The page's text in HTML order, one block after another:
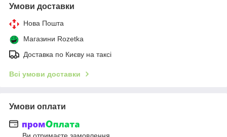
Умови доставки
Нова Пошта
Магазини Rozetka
Доставка по Києву на таксі
Всі умови доставки
Умови оплати